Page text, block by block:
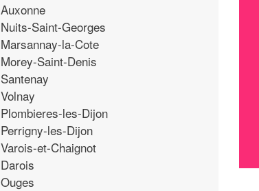
Auxonne
Nuits-Saint-Georges
Marsannay-la-Cote
Morey-Saint-Denis
Santenay
Volnay
Plombieres-les-Dijon
Perrigny-les-Dijon
Varois-et-Chaignot
Darois
Ouges